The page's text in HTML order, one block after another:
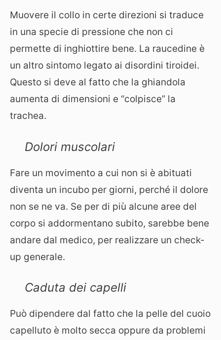
Muovere il collo in certe direzioni si traduce
in una specie di pressione che non ci
permette di inghiottire bene. La raucedine è
un altro sintomo legato ai disordini tiroidei.
Questo si deve al fatto che la ghiandola
aumenta di dimensioni e “colpisce” la
trachea.
Dolori muscolari
Fare un movimento a cui non si è abituati
diventa un incubo per giorni, perché il dolore
non se ne va. Se per di più alcune aree del
corpo si addormentano subito, sarebbe bene
andare dal medico, per realizzare un check-
up generale.
Caduta dei capelli
Può dipendere dal fatto che la pelle del cuoio
capelluto è molto secca oppure da problemi